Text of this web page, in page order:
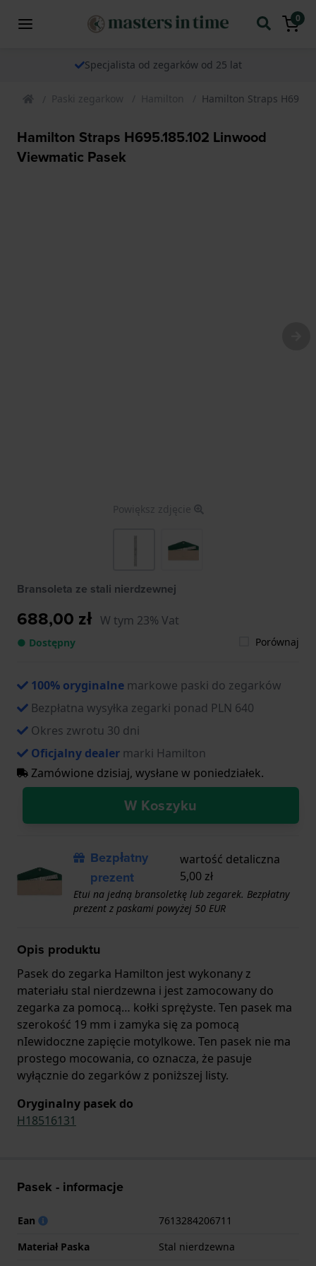
0
Specjalista od zegarków od 25 lat
Paski zegarkow Hamilton Hamilton Straps
Hamilton Straps H695.185.102 Linwood
Viewmatic Pasek
Powiększ zdjęcie
Bransoleta ze stali nierdzewnej
688,00 zł W tym 23% Vat
● Dostępny Porównaj
100% oryginalne markowe paski do zegarków
Bezpłatna wysyłka zegarki ponad PLN 640
Okres zwrotu 30 dni
Oficjalny dealer marki Hamilton
Zamówione dzisiaj, wysłane w poniedziałek.
W Koszyku
Bezpłatny
prezent
wartość detaliczna
5,00 zł
Etui na jedną bransoletkę lub zegarek. Bezpłatny
prezent z paskami powyżej 50 EUR
Opis produktu
Pasek do zegarka Hamilton jest wykonany z
materiału stal nierdzewna i jest zamocowany do
zegarka za pomocą… kołki sprężyste. Ten pasek ma
szerokość 19 mm i zamyka się za pomocą
nIewidoczne zapięcie motylkowe. Ten pasek nie ma
prostego mocowania, co oznacza, że pasuje
wyłącznie do zegarków z poniższej listy.
Oryginalny pasek do
H18516131
Pasek - informacje
Ean
7613284206711
Materiał Paska
Stal nierdzewna